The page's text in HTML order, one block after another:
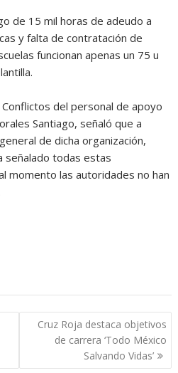
de 15 mil horas de adeudo a
y falta de contratación de
funcionan apenas un 75 u
del personal de apoyo
Santiago, señaló que a
de dicha organización,
señalado todas estas
momento las autoridades no han
Cruz Roja destaca objetivos
de carrera ‘Todo México
Salvando Vidas’